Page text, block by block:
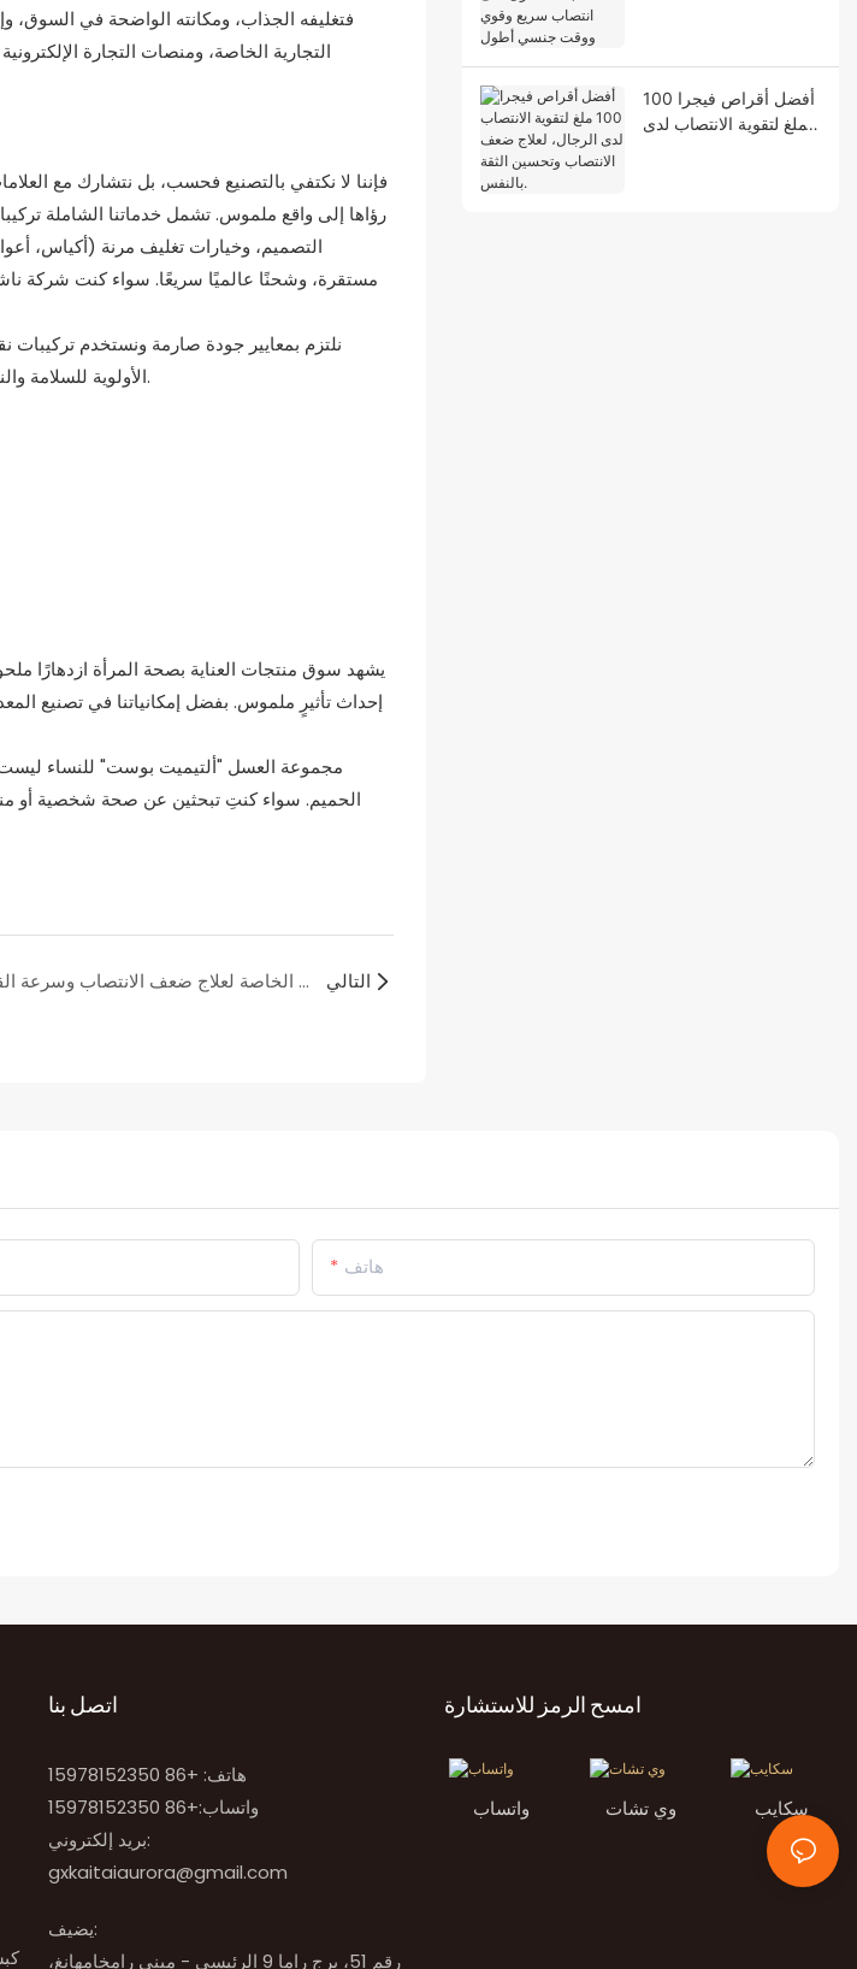
فتغليفه الجذاب، ومكانته الواضحة في السوق،
التجارية الخاصة، ومنصات التجارة
رؤاها إلى واقع ملموس. تشمل خدماتنا الشاملة
التصميم، وخيارات تغليف مرنة (أكياس،
مستقرة، وشحنًا عالميًا سريعًا. سواء كنت شركة
نلتزم بمعايير جودة صارمة ونستخدم
الأولوية للسلامة والنزاهة وثقة المستهلك، وهي قيم تُسهم بشكل مباشر في تعزيز سمعة علامتك التجارية وولاء عملائك.
يشهد سوق منتجات العناية بصحة المرأة ازدهارًا
إحداث تأثيرٍ ملموس. بفضل إمكانياتنا في تصنيع
مجموعة العسل "ألتيميت بوست" للنساء
الحميم. سواء كنتِ تبحثين عن صحة شخصية أو
أقراص ألترا بوست ذات العلامة التجارية الخاصة لعلاج ضعف الانتصاب وسرعة القذف لدى الرجال التالي
أفضل أقراص فيجرا 100
ملغ لتقوية الانتصاب لدى
هاتف
اتصل بنا
هاتف: +86 15978152350
واتساب:+86 15978152350
بريد إلكتروني:
gxkaitaiaurora@gmail.com
يضيف:
رقم 51، برج راما 9 الرئيسي - مبنى رامخامهانغ،
امسح الرمز للاستشارة
واتساب وي تشات سكايب